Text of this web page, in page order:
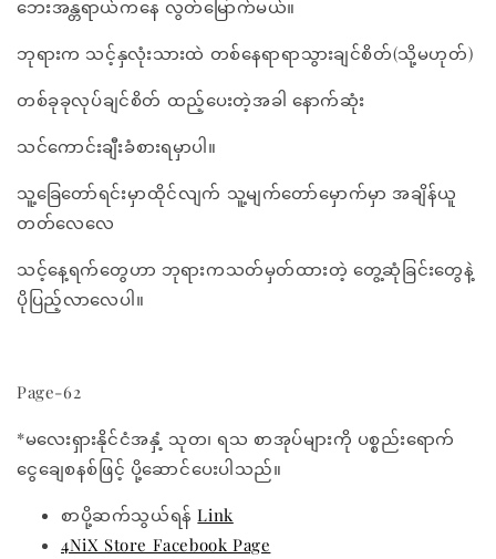
ဘေးအန္တရာယ်ကနေ လွတ်မြောက်မယ်။
ဘုရားက သင့်နှလုံးသားထဲ တစ်နေရာရာသွားချင်စိတ်(သို့မဟုတ်)
တစ်ခုခုလုပ်ချင်စိတ် ထည့်ပေးတဲ့အခါ နောက်ဆုံး
သင်ကောင်းချီးခံစားရမှာပါ။
သူ့ခြေတော်ရင်းမှာထိုင်လျက် သူ့မျက်တော်မှောက်မှာ အချိန်ယူ
တတ်လေလေ
သင့်နေ့ရက်တွေဟာ ဘုရားကသတ်မှတ်ထားတဲ့ တွေ့ဆုံခြင်းတွေနဲ့
ပိုပြည့်လာလေပါ။
Page-62
*မလေးရှားနိုင်ငံအနှံ့ သုတ၊ ရသ စာအုပ်များကို ပစ္စည်းရောက်
ငွေချေစနစ်ဖြင့် ပို့ဆောင်ပေးပါသည်။
စာပို့ဆက်သွယ်ရန်Link
4NiX Store Facebook Page